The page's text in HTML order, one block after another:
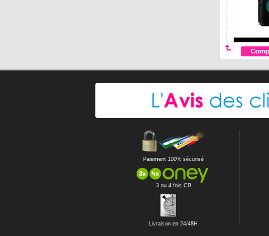
Paiement 100% sécurisé
3 ou 4 fois CB
Livraison en 24/48H